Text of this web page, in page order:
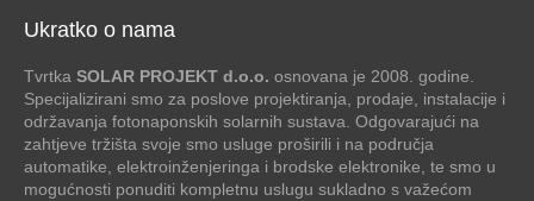
Ukratko o nama
Tvrtka SOLAR PROJEKT d.o.o. osnovana je 2008. godine.
Specijalizirani smo za poslove projektiranja, prodaje, instalacije i
održavanja fotonaponskih solarnih sustava. Odgovarajući na
zahtjeve tržišta svoje smo usluge proširili i na područja
automatike, elektroinženjeringa i brodske elektronike, te smo u
mogućnosti ponuditi kompletnu uslugu sukladno s važećom